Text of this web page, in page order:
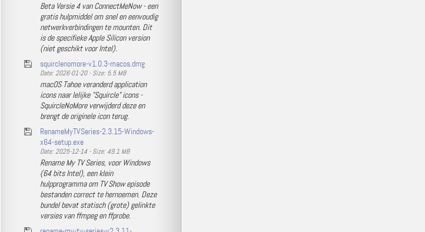
Beta Versie 4 van ConnectMeNow - een
gratis hulpmiddel om snel en eenvoudig
netwerkverbindingen te mounten. Dit
is de specifieke Apple Silicon version
(niet geschikt voor Intel).
squirclenomore-v1.0.3-macos.dmg
Date: 2026-01-20 - Size: 5.5 MB
macOS Tahoe veranderd application
icons naar lelijke "Squircle" icons -
SquircleNoMore verwijderd deze en
brengt de originele icon terug.
RenameMyTVSeries-2.3.15-Windows-
x64-setup.exe
Date: 2025-12-14 - Size: 49.1 MB
Rename My TV Series, voor Windows
(64 bits Intel), een klein
hulpprogramma om TV Show episode
bestanden correct te hernoemen. Deze
bundel bevat statisch (grote) gelinkte
versies van ffmpeg en ffprobe.